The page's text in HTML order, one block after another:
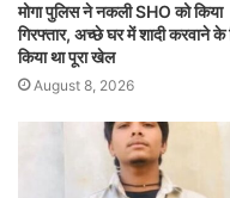
मोगा पुलिस ने नकली SHO को किया
गिरफ्तार, अच्छे घर में शादी करवाने के
किया था पूरा खेल
August 8, 2026